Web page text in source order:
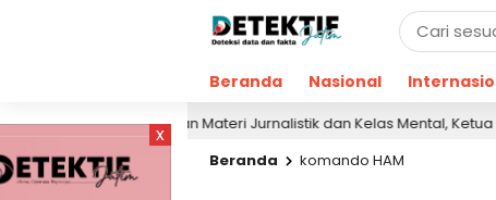
Beranda Nasional
x
lalu Berikan Materi Jurnalistik dan Kelas Mental, Ketua AJP
Beranda komando HAM